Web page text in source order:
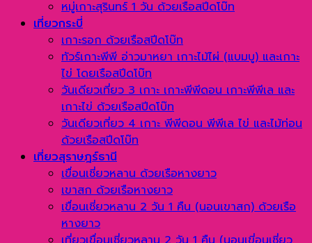
หมู่เกาะสุรินทร์ 1 วัน ด้วยเรือสปีดโบ๊ท
เที่ยวกระบี่
เกาะรอก ด้วยเรือสปีดโบ๊ท
ทัวร์เกาะพีพี อ่าวมาหยา เกาะไม้ไผ่ (แบมบู) และเกาะ
ไข่ โดยเรือสปีดโบ๊ท
วันเดียวเที่ยว 3 เกาะ เกาะพีพีดอน เกาะพีพีเล และ
เกาะไข่ ด้วยเรือสปีดโบ๊ท
วันเดียวเที่ยว 4 เกาะ พีพีดอน พีพีเล ไข่ และไม้ท่อน
ด้วยเรือสปีดโบ๊ท
เที่ยวสุราษฎร์ธานี
เขื่อนเชี่ยวหลาน ด้วยเรือหางยาว
เขาสก ด้วยเรือหางยาว
เขื่อนเชี่ยวหลาน 2 วัน 1 คืน (นอนเขาสก) ด้วยเรือ
หางยาว